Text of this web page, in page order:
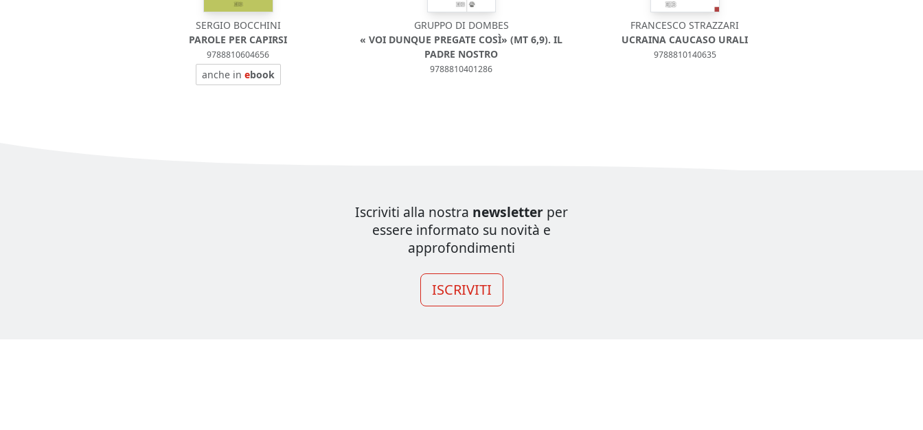
SERGIO BOCCHINI
PAROLE PER CAPIRSI
9788810604656
anche in ebook
GRUPPO DI DOMBES
« VOI DUNQUE PREGATE COSÌ» (MT 6,9). IL
PADRE NOSTRO
9788810401286
FRANCESCO STRAZZARI
UCRAINA CAUCASO URALI
9788810140635
Iscriviti alla nostra newsletter per
essere informato su novità e
approfondimenti
ISCRIVITI